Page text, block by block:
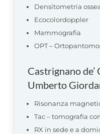
Densitometria
Ecocolordoppler
Mammografia
OPT –
Castrignano de’
Umberto
Risonanza
Tac – tomografia
RX in sede e a